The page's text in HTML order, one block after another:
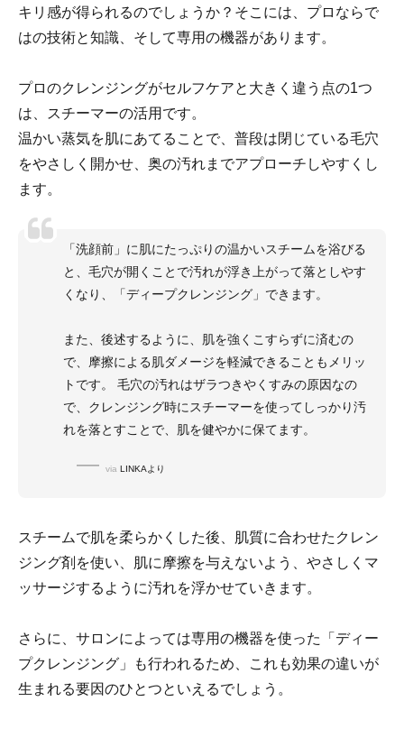
キリ感が得られるのでしょうか？そこには、プロならで
はの技術と知識、そして専用の機器があります。
プロのクレンジングがセルフケアと大きく違う点の1つ
は、スチーマーの活用です。
温かい蒸気を肌にあてることで、普段は閉じている毛穴
をやさしく開かせ、奥の汚れまでアプローチしやすくし
ます。
「洗顔前」に肌にたっぷりの温かいスチームを浴びる
と、毛穴が開くことで汚れが浮き上がって落としやす
くなり、「ディープクレンジング」できます。
また、後述するように、肌を強くこすらずに済むの
で、摩擦による肌ダメージを軽減できることもメリッ
トです。 毛穴の汚れはザラつきやくすみの原因なの
で、クレンジング時にスチーマーを使ってしっかり汚
れを落とすことで、肌を健やかに保てます。
via LINKAより
スチームで肌を柔らかくした後、肌質に合わせたクレン
ジング剤を使い、肌に摩擦を与えないよう、やさしくマ
ッサージするように汚れを浮かせていきます。
さらに、サロンによっては専用の機器を使った「ディー
プクレンジング」も行われるため、これも効果の違いが
生まれる要因のひとつといえるでしょう。